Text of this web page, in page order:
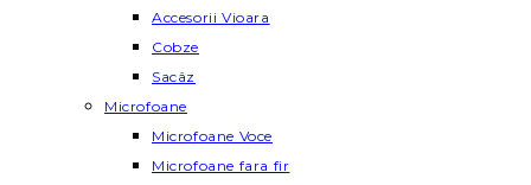
Accesorii Vioara
Cobze
Sacâz
Microfoane
Microfoane Voce
Microfoane fara fir